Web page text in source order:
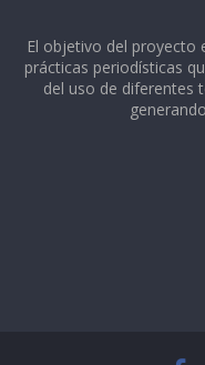
El objetivo del proyecto
prácticas periodísticas
del uso de diferentes